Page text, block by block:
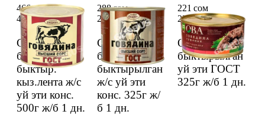
Семейный
бюджет
быктыр.
кыз.лента ж/с
уй эти конс.
500г ж/б 1 дн.
466 сом
466 сом
Семейный
бюджет
быктырылган
ж/с уй эти
конс. 325г ж/
б 1 дн.
288 сом
288 сом
ОВА ж/с
быктырылган
уй эти ГОСТ
325г ж/б 1 дн.
221 сом
221 сом